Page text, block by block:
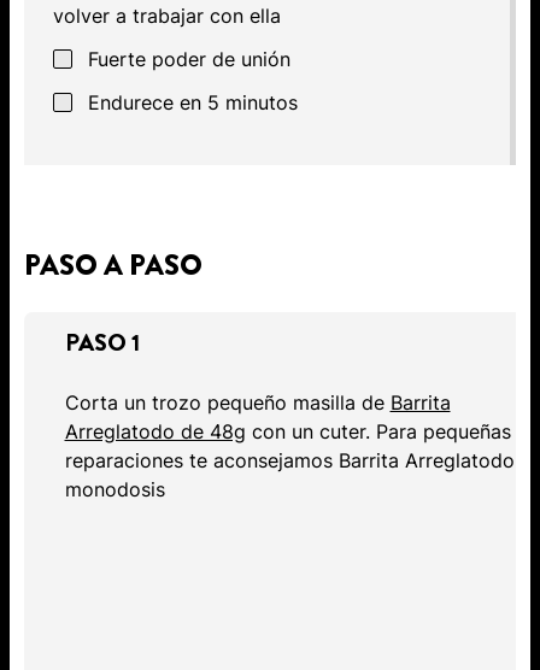
volver a trabajar con ella
Fuerte poder de unión
Endurece en 5 minutos
PASO A PASO
PASO 1
Corta un trozo pequeño masilla de Barrita
Arreglatodo de 48g con un cuter. Para pequeñas
reparaciones te aconsejamos Barrita Arreglatodo
monodosis